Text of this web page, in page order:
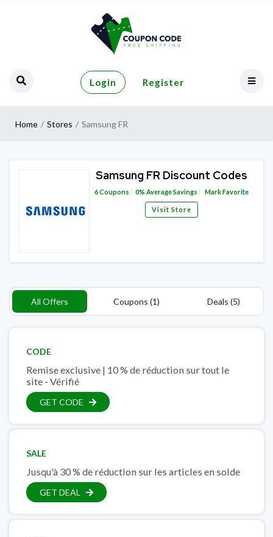
Login Register
Home Stores Samsung FR
Samsung FR Discount Codes
6Coupons 0% Average Savings Mark Favorite
Visit Store
All Offers Coupons (1) Deals (5)
CODE
Remise exclusive | 10 % de réduction sur tout le
site - Vérifié
GET CODE
SALE
Jusqu'à 30 % de réduction sur les articles en solde
GET DEAL